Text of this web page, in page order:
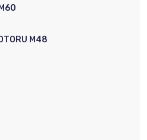
M48